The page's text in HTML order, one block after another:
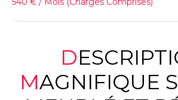
MAGNIFIQUE STUDIO